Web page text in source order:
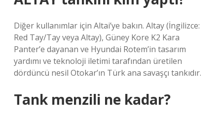
Diğer kullanımlar için Altai’ye bakın. Altay (İngilizce:
Red Tay/Tay veya Altay), Güney Kore K2 Kara
Panter’e dayanan ve Hyundai Rotem’in tasarım
yardımı ve teknoloji iletimi tarafından üretilen
dördüncü nesil Otokar’ın Türk ana savaşçı tankıdır.
Tank menzili ne kadar?